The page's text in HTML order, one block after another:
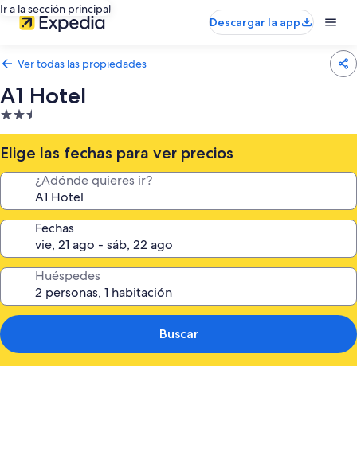
Ir a la sección principal
Descargar la app
Ver todas las propiedades
A1 Hotel
Propiedad
de
2.5
estrellas
Elige las fechas para ver precios
¿Adónde quieres ir?
Fechas
Huéspedes
Buscar